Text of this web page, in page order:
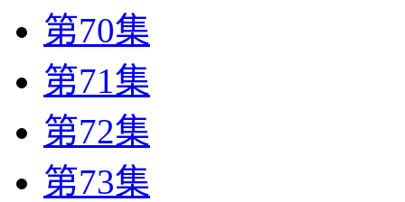
第70集
第71集
第72集
第73集